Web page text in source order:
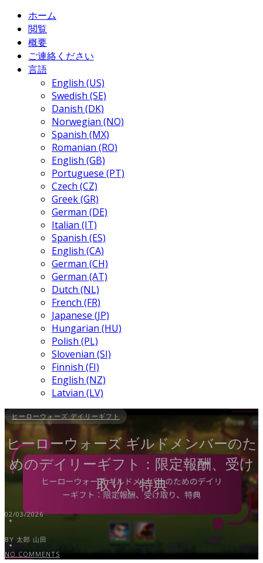
ホーム
閲覧
概要
ご連絡ください
言語
English (US)
Swedish (SE)
Danish (DK)
Norwegian (NO)
Spanish (MX)
Romanian (RO)
English (GB)
Portuguese (PT)
Czech (CZ)
Greek (GR)
German (DE)
Italian (IT)
Spanish (ES)
English (CA)
German (CH)
German (AT)
Dutch (NL)
French (FR)
Japanese (JP)
Hungarian (HU)
Polish (PL)
Slovenian (SI)
Finnish (FI)
English (NZ)
Latvian (LV)
ヒーローウォーズ デイリーギフト
ヒーローウォーズ ギルドメンバーのた
めのデイリーギフト：限定報酬、受け
取り、特典
02/03/2026
BY 太郎 山田
NO COMMENTS